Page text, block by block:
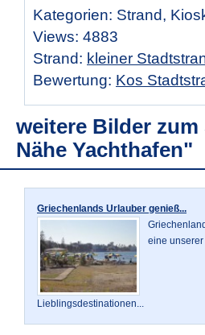
Kategorien: Strand,
Views: 4883
Strand: kleiner
Bewertung: Kos
weitere Bilder
Nähe Yachthafen"
Griechenlands Urlauber genieß...
eine unserer
Lieblingsdestinationen...